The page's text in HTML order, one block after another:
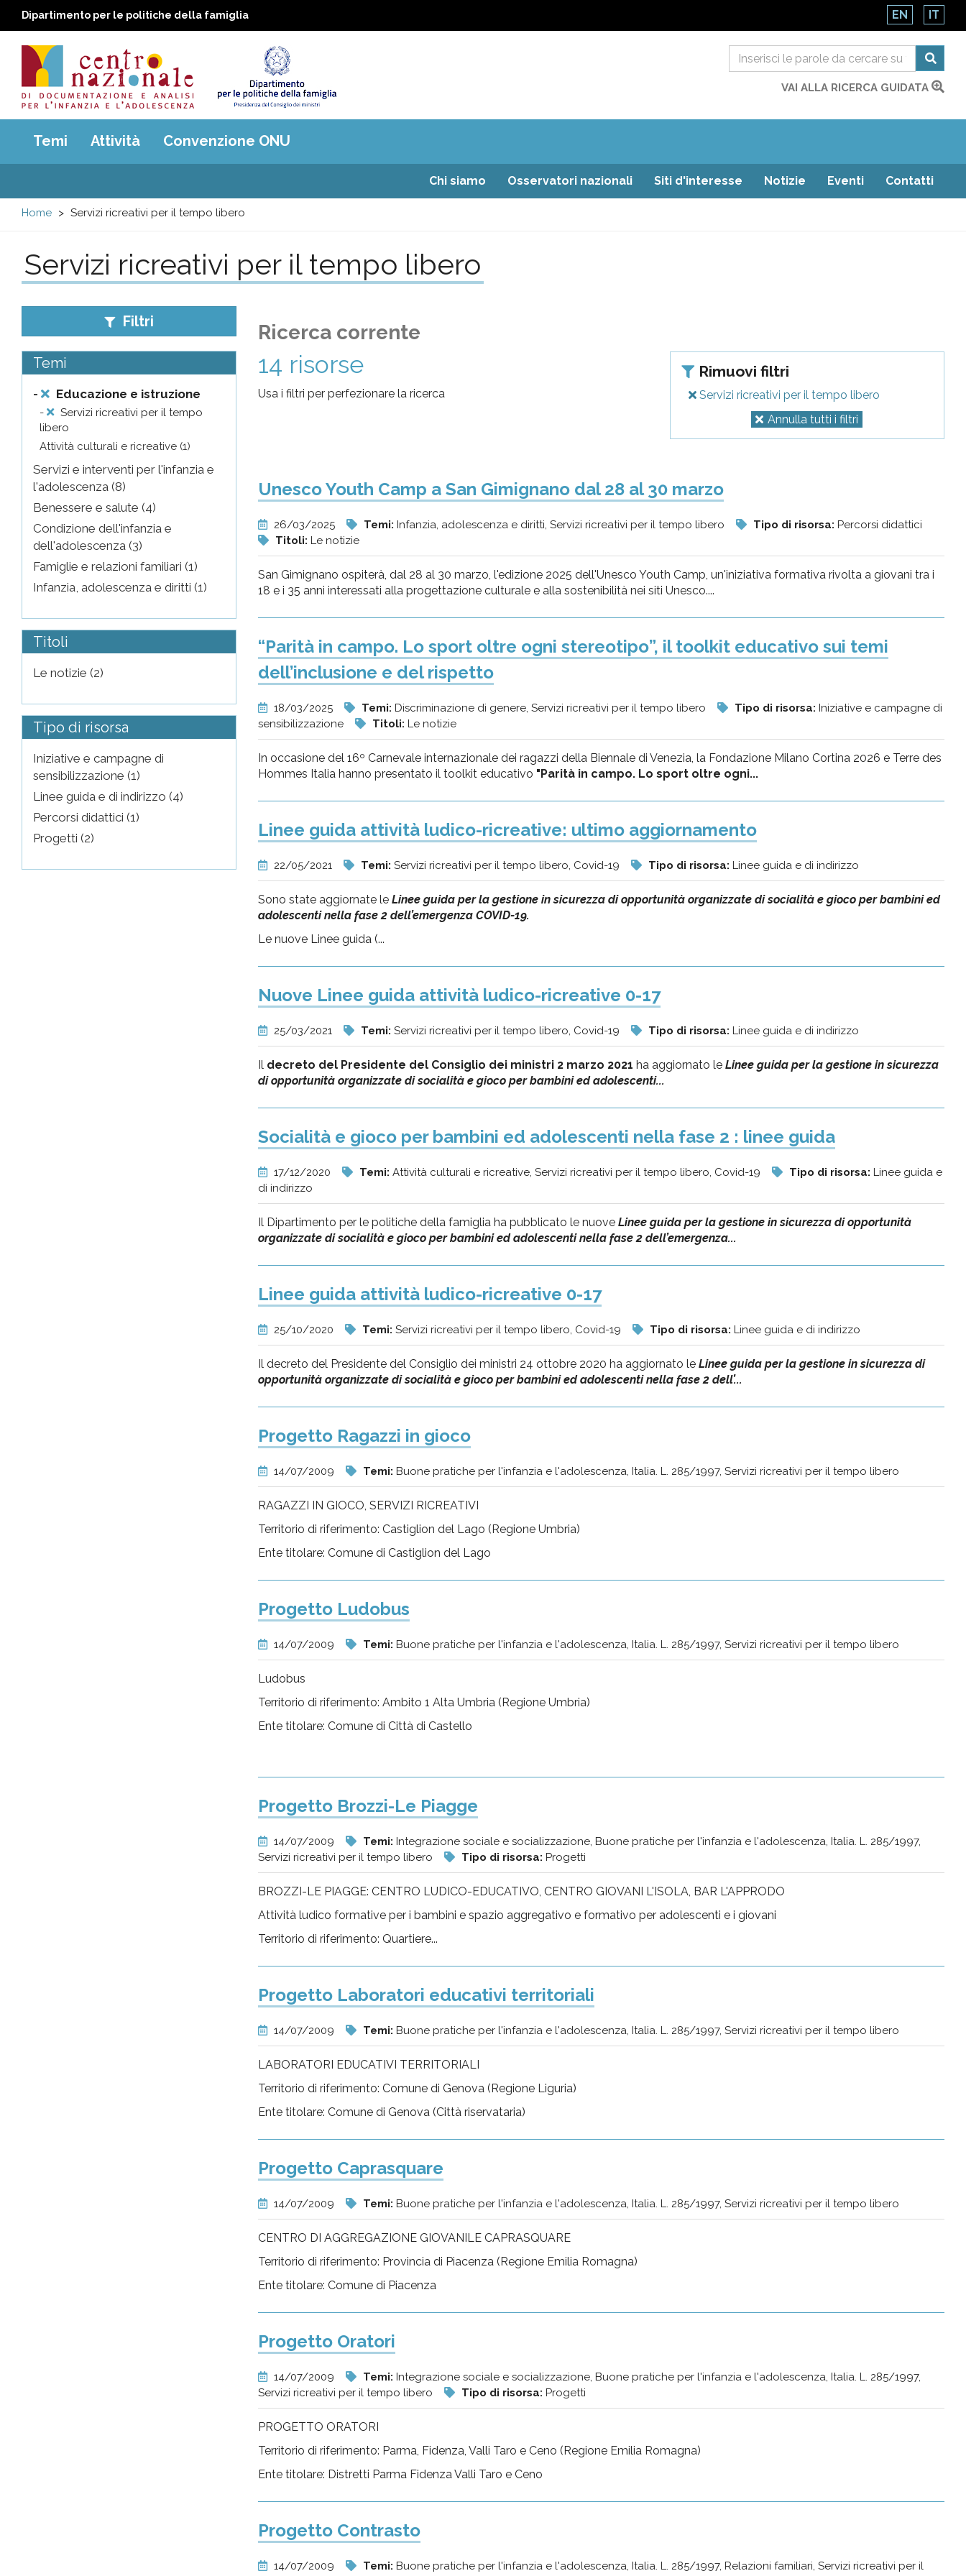
Dipartimento per le politiche della famiglia EN IT
Centro
nazionale
di
e
analisi
pr
l'infanzia
e
l'adolescenza
VAI ALLA RICERCA GUIDATA
Main
menu
Temi Attività Convenzione ONU
Chi siamo Osservatori nazionali Siti d'interesse Notizie Eventi Contatti
Home Servizi ricreativi per il tempo libero
Servizi ricreativi per il tempo libero
Filtri
Temi
- Educazione e istruzione
-
Servizi ricreativi per il tempo
libero
Attività culturali e ricreative (1)
Servizi e interventi per l'infanzia e
l'adolescenza (8)
Benessere e salute (4)
Condizione dell'infanzia e
dell'adolescenza (3)
Famiglie e relazioni familiari (1)
Infanzia, adolescenza e diritti (1)
Titoli
Le notizie (2)
Tipo di risorsa
Iniziative e campagne di
sensibilizzazione (1)
Linee guida e di indirizzo (4)
Percorsi didattici (1)
Progetti (2)
Ricerca corrente
14 risorse
Usa i filtri per perfezionare la ricerca
Rimuovi filtri
Servizi ricreativi per il tempo libero
Annulla tutti i filtri
Unesco Youth Camp a San Gimignano dal 28 al 30 marzo
26/03/2025 Temi: Infanzia, adolescenza e diritti, Servizi ricreativi per il tempo libero Tipo di risorsa: Percorsi didattici
Titoli: Le notizie
San Gimignano ospiterà, dal 28 al 30 marzo, l'edizione 2025 dell'Unesco Youth Camp, un'iniziativa formativa rivolta a giovani tra i
18 e i 35 anni interessati alla progettazione culturale e alla sostenibilità nei siti Unesco....
“Parità in campo. Lo sport oltre ogni stereotipo”, il toolkit educativo sui temi
dell’inclusione e del rispetto
18/03/2025 Temi: Discriminazione di genere, Servizi ricreativi per il tempo libero Tipo di risorsa: Iniziative e campagne di
sensibilizzazione
Titoli: Le notizie
In occasione del 16º Carnevale internazionale dei ragazzi della Biennale di Venezia, la Fondazione Milano Cortina 2026 e Terre des
Hommes Italia hanno presentato il toolkit educativo "Parità in campo. Lo sport oltre ogni...
Linee guida attività ludico-ricreative: ultimo aggiornamento
22/05/2021 Temi: Servizi ricreativi per il tempo libero, Covid-19 Tipo di risorsa: Linee guida e di indirizzo
Sono state aggiornate le Linee guida per la gestione in sicurezza di opportunità organizzate di socialità e gioco per bambini ed
adolescenti nella fase 2 dell’emergenza COVID-19.
Le nuove Linee guida (...
Nuove Linee guida attività ludico-ricreative 0-17
25/03/2021 Temi: Servizi ricreativi per il tempo libero, Covid-19 Tipo di risorsa: Linee guida e di indirizzo
Il decreto del Presidente del Consiglio dei ministri 2 marzo 2021 ha aggiornato le Linee guida per la gestione in sicurezza
di opportunità organizzate di socialità e gioco per bambini ed adolescenti...
Socialità e gioco per bambini ed adolescenti nella fase 2 : linee guida
17/12/2020 Temi: Attività culturali e ricreative, Servizi ricreativi per il tempo libero, Covid-19 Tipo di risorsa: Linee guida e
di indirizzo
Il Dipartimento per le politiche della famiglia ha pubblicato le nuove Linee guida per la gestione in sicurezza di opportunità
organizzate di socialità e gioco per bambini ed adolescenti nella fase 2 dell’emergenza...
Linee guida attività ludico-ricreative 0-17
25/10/2020 Temi: Servizi ricreativi per il tempo libero, Covid-19 Tipo di risorsa: Linee guida e di indirizzo
Il decreto del Presidente del Consiglio dei ministri 24 ottobre 2020 ha aggiornato le Linee guida per la gestione in sicurezza di
opportunità organizzate di socialità e gioco per bambini ed adolescenti nella fase 2 dell’...
Progetto Ragazzi in gioco
14/07/2009 Temi: Buone pratiche per l'infanzia e l'adolescenza, Italia. L. 285/1997, Servizi ricreativi per il tempo libero
RAGAZZI IN GIOCO, SERVIZI RICREATIVI
Territorio di riferimento: Castiglion del Lago (Regione Umbria)
Ente titolare: Comune di Castiglion del Lago
Progetto Ludobus
14/07/2009 Temi: Buone pratiche per l'infanzia e l'adolescenza, Italia. L. 285/1997, Servizi ricreativi per il tempo libero
Ludobus
Territorio di riferimento: Ambito 1 Alta Umbria (Regione Umbria)
Ente titolare: Comune di Città di Castello
Progetto Brozzi-Le Piagge
14/07/2009 Temi: Integrazione sociale e socializzazione, Buone pratiche per l'infanzia e l'adolescenza, Italia. L. 285/1997,
Servizi ricreativi per il tempo libero
Tipo di risorsa: Progetti
BROZZI-LE PIAGGE: CENTRO LUDICO-EDUCATIVO, CENTRO GIOVANI L'ISOLA, BAR L'APPRODO
Attività ludico formative per i bambini e spazio aggregativo e formativo per adolescenti e i giovani
Territorio di riferimento: Quartiere...
Progetto Laboratori educativi territoriali
14/07/2009 Temi: Buone pratiche per l'infanzia e l'adolescenza, Italia. L. 285/1997, Servizi ricreativi per il tempo libero
LABORATORI EDUCATIVI TERRITORIALI
Territorio di riferimento: Comune di Genova (Regione Liguria)
Ente titolare: Comune di Genova (Città riservataria)
Progetto Caprasquare
14/07/2009 Temi: Buone pratiche per l'infanzia e l'adolescenza, Italia. L. 285/1997, Servizi ricreativi per il tempo libero
CENTRO DI AGGREGAZIONE GIOVANILE CAPRASQUARE
Territorio di riferimento: Provincia di Piacenza (Regione Emilia Romagna)
Ente titolare: Comune di Piacenza
Progetto Oratori
14/07/2009 Temi: Integrazione sociale e socializzazione, Buone pratiche per l'infanzia e l'adolescenza, Italia. L. 285/1997,
Servizi ricreativi per il tempo libero
Tipo di risorsa: Progetti
PROGETTO ORATORI
Territorio di riferimento: Parma, Fidenza, Valli Taro e Ceno (Regione Emilia Romagna)
Ente titolare: Distretti Parma Fidenza Valli Taro e Ceno
Progetto Contrasto
14/07/2009 Temi: Buone pratiche per l'infanzia e l'adolescenza, Italia. L. 285/1997, Relazioni familiari, Servizi ricreativi per il